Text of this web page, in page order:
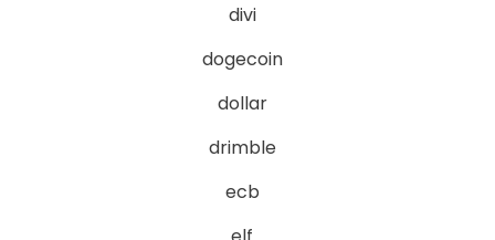
divi
dogecoin
dollar
drimble
ecb